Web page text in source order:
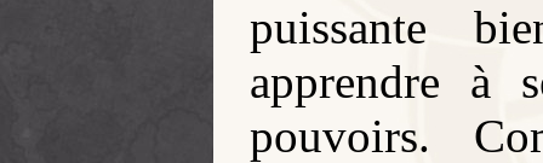
puissante
apprendre à
pouvoirs.